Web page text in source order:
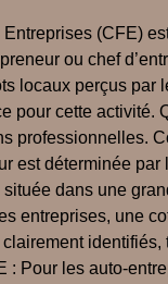
(CFE)
ou chef
locaux perçus
pour cette
professionnelles.
est déterminée
dans une
entreprises, une
: Pour les auto-